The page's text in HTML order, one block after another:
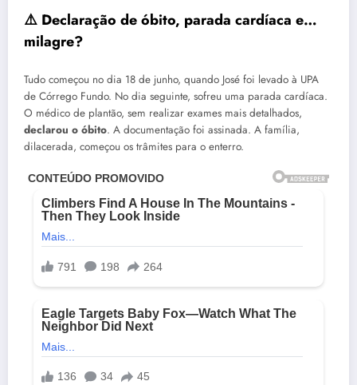
⚠️ Declaração de óbito, parada cardíaca e…
milagre?
Tudo começou no dia 18 de junho, quando José foi levado à UPA
de Córrego Fundo. No dia seguinte, sofreu uma parada cardíaca.
O médico de plantão, sem realizar exames mais detalhados,
declarou o óbito. A documentação foi assinada. A família,
dilacerada, começou os trâmites para o enterro.